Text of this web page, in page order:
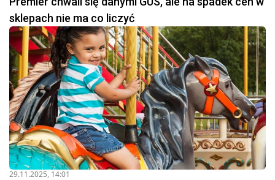
sklepach nie ma co liczyć
29.11.2025, 14:01